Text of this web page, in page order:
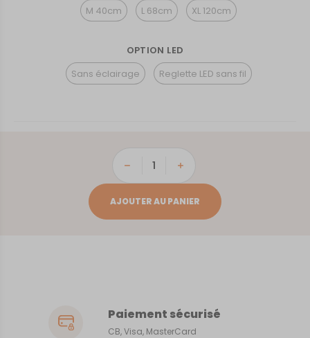
M 40cm
L 68cm XL 120cm
OPTION LED
Sans éclairage
Reglette LED sans fil
quantité
Valognes
AJOUTER AU PANIER
Paiement sécurisé
CB, Visa, MasterCard